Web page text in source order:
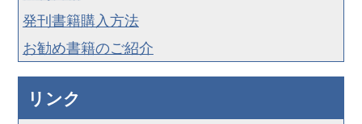
発刊書籍購入方法
お勧め書籍のご紹介
リンク